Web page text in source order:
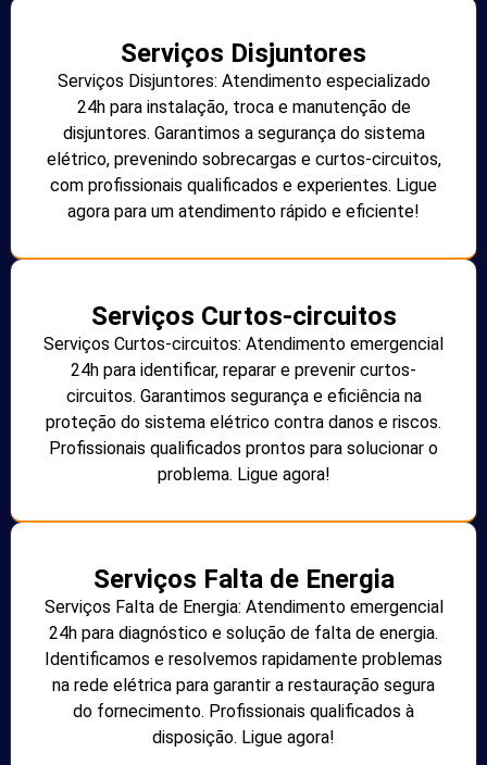
Serviços Disjuntores
Serviços Disjuntores: Atendimento especializado
24h para instalação, troca e manutenção de
disjuntores. Garantimos a segurança do sistema
elétrico, prevenindo sobrecargas e curtos-circuitos,
com profissionais qualificados e experientes. Ligue
agora para um atendimento rápido e eficiente!
Serviços Curtos-circuitos
Serviços Curtos-circuitos: Atendimento emergencial
24h para identificar, reparar e prevenir curtos-
circuitos. Garantimos segurança e eficiência na
proteção do sistema elétrico contra danos e riscos.
Profissionais qualificados prontos para solucionar o
problema. Ligue agora!
Serviços Falta de Energia
Serviços Falta de Energia: Atendimento emergencial
24h para diagnóstico e solução de falta de energia.
Identificamos e resolvemos rapidamente problemas
na rede elétrica para garantir a restauração segura
do fornecimento. Profissionais qualificados à
disposição. Ligue agora!